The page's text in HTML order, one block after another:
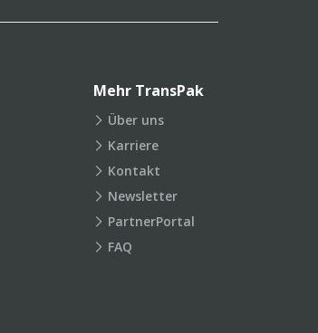
Mehr TransPak
Über uns
Karriere
Kontakt
Newsletter
PartnerPortal
FAQ